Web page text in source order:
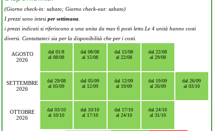
(Giorno check-in: sabato; Giorno check-out: sabato)
I prezzi sono intesi per settimana.
i prezzi indicati si riferiscono a una unita da max 6 posti letto.Le 4 unità hanno costi
diversi. Contattateci sia per la disponibilità che per i costi.
AGOSTO
2026
dal 01/8
al 08/08
dal 08/08
al 15/08
dal 15/08
al 22/08
dal 22/08
al 29/08
SETTEMBRE
2026
dal 29/08
al 05/09
dal 05/09
al 12/09
dal 12/09
al 19/09
dal 19/09
al 26/09
dal 26/09
al 03/10
OTTOBRE
2026
dal 03/10
al 10/10
dal 10/10
al 17/10
dal 17/10
al 24/10
dal 24/10
al 31/10